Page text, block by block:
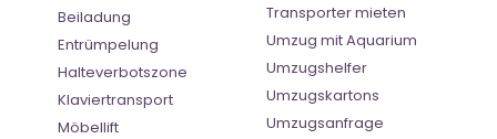
Beiladung
Entrümpelung
Halteverbotszone
Klaviertransport
Möbellift
Transporter mieten
Umzug mit Aquarium
Umzugshelfer
Umzugskartons
Umzugsanfrage